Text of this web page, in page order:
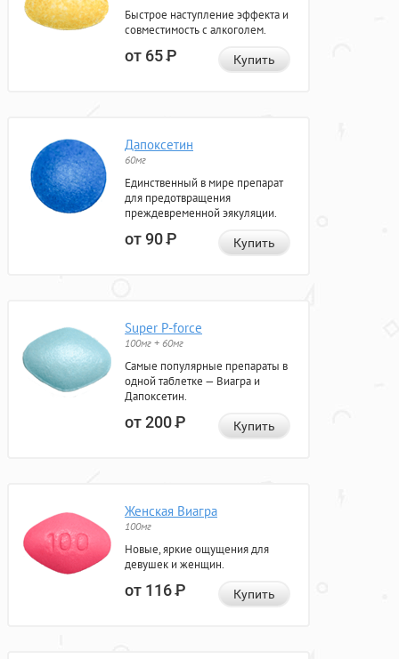
Быстрое наступление эффекта и
совместимость с алкоголем.
от 65Р Купить
Дапоксетин
60мг
Единственный в мире препарат
для предотвращения
преждевременной эякуляции.
от 90Р Купить
Super P-force
100мг + 60мг
Самые популярные препараты в
одной таблетке — Виагра и
Дапоксетин.
от 200Р Купить
Женская Виагра
100мг
Новые, яркие ощущения для
девушек и женщин.
от 116Р Купить